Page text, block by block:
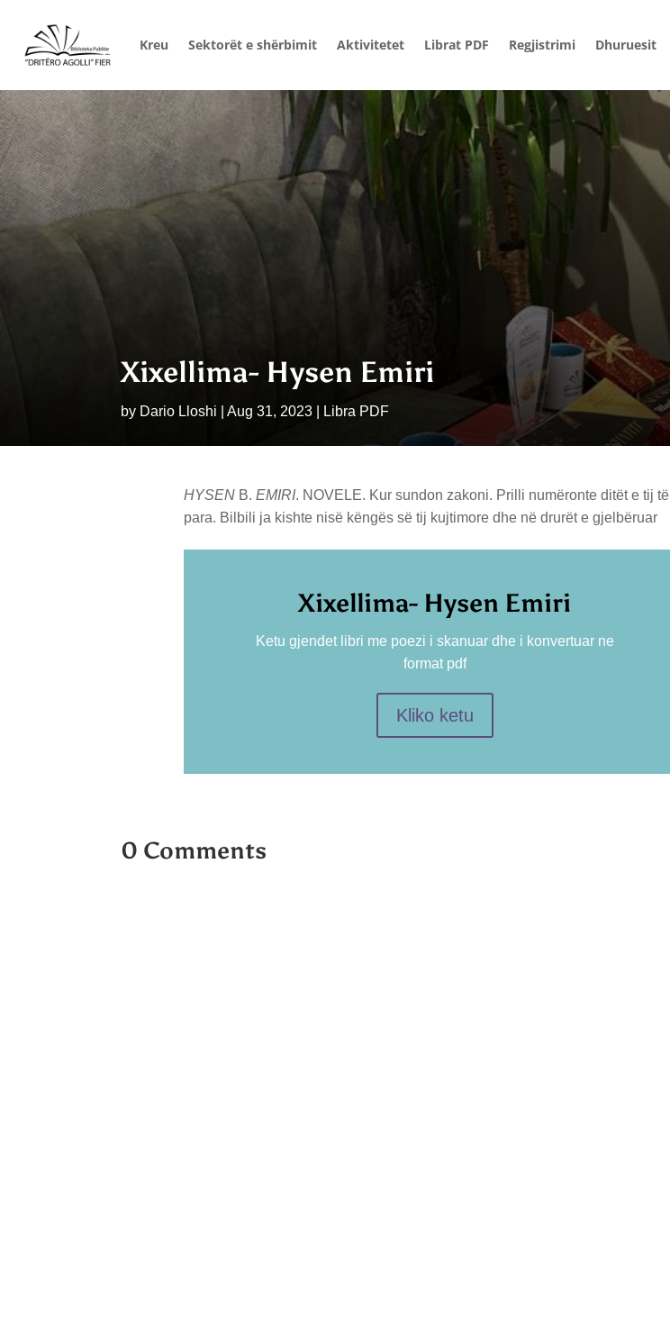
Kreu Sektorët e shërbimit Aktivitetet Librat PDF Regjistrimi Dhuruesit
Xixellima- Hysen Emiri
by Dario Lloshi |Aug 31, 2023 Libra PDF
HYSEN B.EMIRI. NOVELE. Kur sundon zakoni. Prilli numëronte ditët e tij të
para. Bilbili ja kishte nisë këngës së tij kujtimore dhe në drurët e gjelbëruar
Xixellima- Hysen Emiri
Ketu gjendet libri me poezi i skanuar dhe i konvertuar ne
format pdf
Kliko ketu
0 Comments